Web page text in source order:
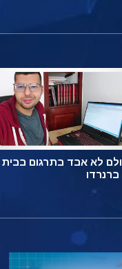
לא אבד בתרגום בבית